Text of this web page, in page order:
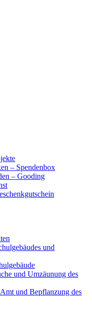
– Spendenbox
– Gooding
und
und Umzäunung des
und Bepflanzung des